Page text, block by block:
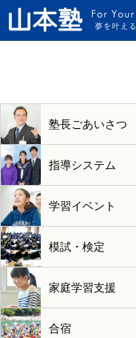
塾長ごあいさつ
指導システム
学習イベント
模試・検定
家庭学習支援
合宿